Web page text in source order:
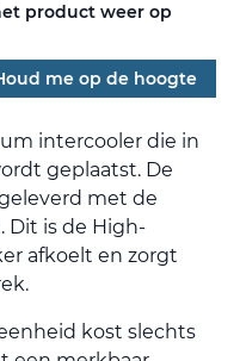
product weer op
me op de hoogte
intercooler die in
geplaatst. De
met de
Dit is de High-
afkoelt en zorgt
kost slechts